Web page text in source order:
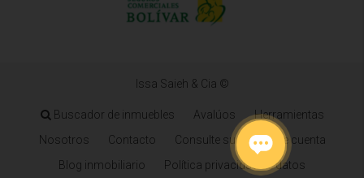
Issa Saieh & Cia ©
Buscador de inmuebles Avalúos
Herramientas
Nosotros
Contacto
Consulte su estado de cuenta
Blog inmobiliario
Política privacidad de datos